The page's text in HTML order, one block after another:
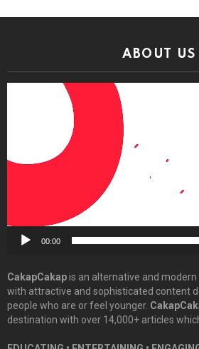
ABOUT US
00:00
CakapCakapis an alternative and
with attractive and sophisticated content
people who are or feel younger.
destination with over 14,000+ articles